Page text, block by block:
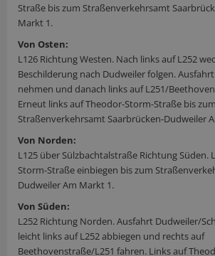
Straße bis zum Straßenverkehrsamt
Markt 1.
Von Osten:
L126 Richtung Westen. Nach links auf L252
Beschilderung nach Dudweiler folgen.
nehmen und danach links auf L251/
Erneut links auf Theodor-Storm-Straße bis zum
Straßenverkehrsamt Saarbrücken-Dudweiler
Von Norden:
L125 über Sülzbachtalstraße Richtung Süden.
Storm-Straße einbiegen bis zum
Dudweiler Am Markt 1.
Von Süden:
L252 Richtung Norden. Ausfahrt Dudweiler/
leicht links auf L252 abbiegen und rechts auf
Beethovenstraße/L251 fahren. Links auf